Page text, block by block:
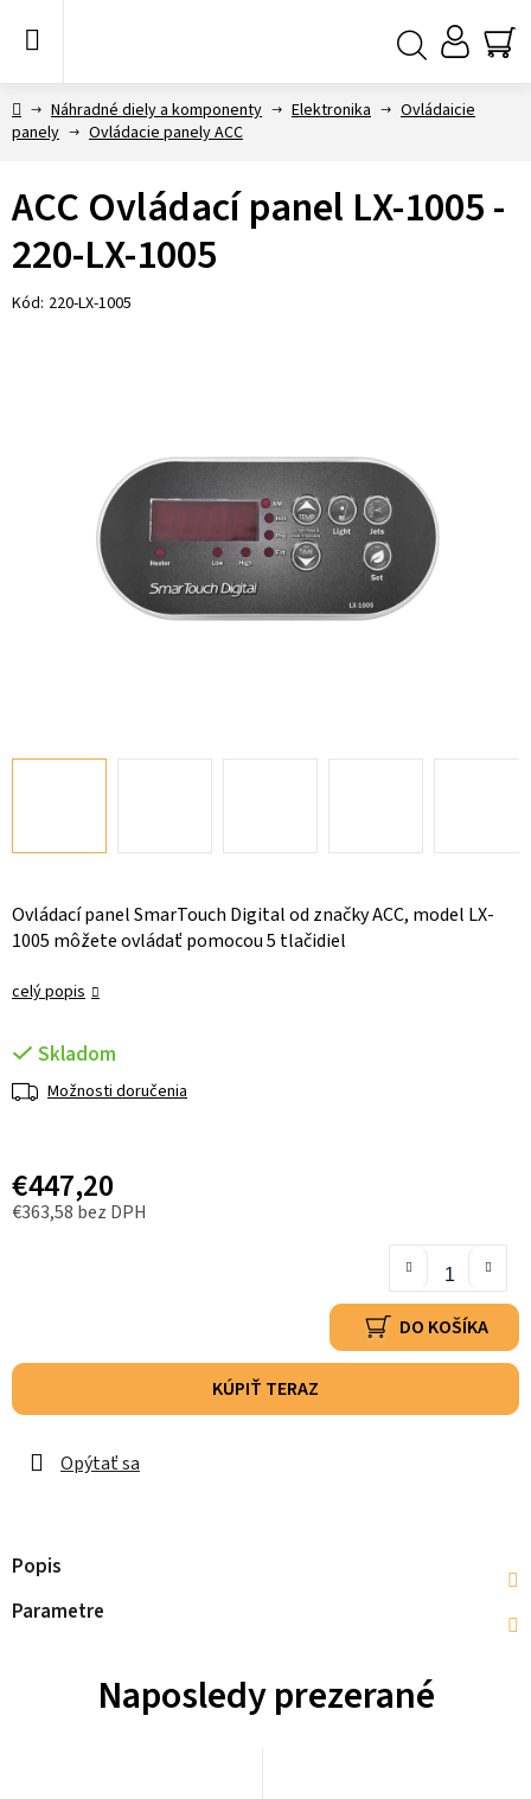
DomovNáhradné diely a komponenty Elektronika
Ovládaicie
panely
Ovládacie panely ACC
Ovládací panel SmarTouch Digital od značky ACC, model LX-
1005 môžete ovládať pomocou 5 tlačidiel
celý popis
Skladom
Možnosti doručenia
€447,20
€363,58 bez DPH
DO KOŠÍKA
KÚPIŤ TERAZ
Opýtať sa
ACC Ovládací panel LX-1005 -
220-LX-1005
Kód: 220-LX-1005
Popis
Parametre
Naposledy prezerané